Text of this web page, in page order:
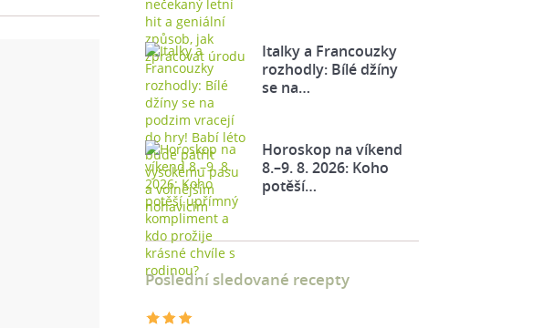
Italky a Francouzky
rozhodly: Bílé džíny
se na…
Horoskop na víkend
8.–9. 8. 2026: Koho
potěší…
Poslední sledované recepty